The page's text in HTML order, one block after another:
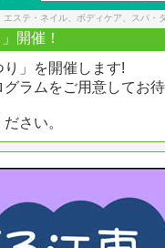
エステ・ネイル、ボディケア、スパ・
開催！
り」を開催します!
ラムをご用意してお待
さい。